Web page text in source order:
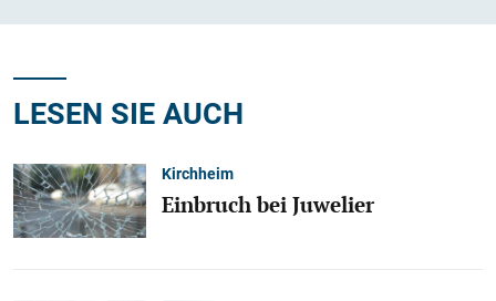
LESEN SIE AUCH
Kirchheim
Einbruch bei Juwelier